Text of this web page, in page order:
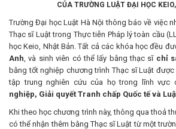
CỦA TRƯỜNG LUẬT ĐẠI HỌC
Trường Đại học Luật Hà Nội thông báo về việc
Thạc sĩ Luật trong Thực tiễn Pháp lý toàn cầu
học Keio, Nhật Bản. Tất cả các khóa học đều
Anh, và sinh viên có thể lấy bằng thạc sĩ chỉ
bằng tốt nghiệp chương trình Thạc sĩ Luật
tập trung nghiên cứu của họ trong lĩnh vực
nghiệp, Giải quyết Tranh chấp Quốc tế và
Khi theo học chương trình này, thông qua thoả
có thể nhận thêm bằng Thạc sĩ Luật từ một